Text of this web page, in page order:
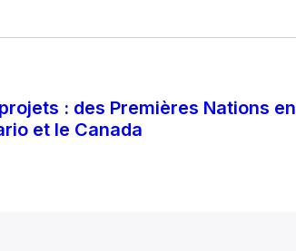
: des Premières Nations en
et le Canada